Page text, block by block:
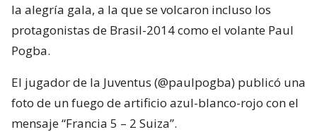
la alegría gala, a la que se volcaron incluso los
protagonistas de Brasil-2014 como el volante Paul
Pogba.
El jugador de la Juventus (@paulpogba) publicó una
foto de un fuego de artificio azul-blanco-rojo con el
mensaje “Francia 5 – 2 Suiza”.